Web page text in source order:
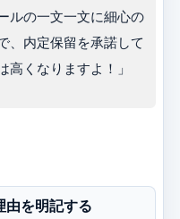
ルの一文一文に細心の
、内定保留を承諾して
高くなりますよ！」
を明記する